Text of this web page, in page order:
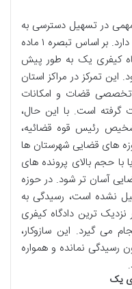
در تسهیل دسترسی به
عدالت و توزیع مناسب بار کاری قضایی دارد. بر اساس تبصره ۱ ماده
کیفری یک به طور پیش
تمرکز در مراکز استان
تخصصی قضات و امکانات
است. با این حال،
رئیس قوه قضائیه،
های قضایی شهرستان ها
با حجم بالای پرونده های
آسان تر شود. در حوزه
نشده است، رسیدگی به
ترین دادگاه کیفری
می گیرد. این سازوکار،
رسیدگی نمانده و همواره
یک